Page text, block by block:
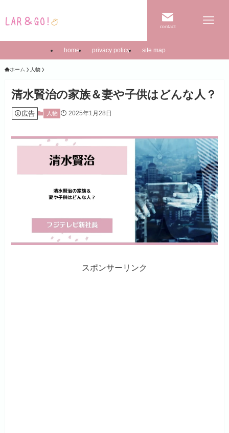
contact
home privacy policy site map
ホーム 人物
清水賢治の家族＆妻や子供はどんな人？
広告 人物 2025年1月28日
スポンサーリンク